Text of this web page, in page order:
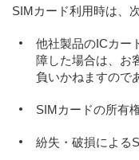
SIMカード利用時は、
他社製品のICカー
障した場合は、お
負いかねますので
SIMカードの所有
紛失・破損による